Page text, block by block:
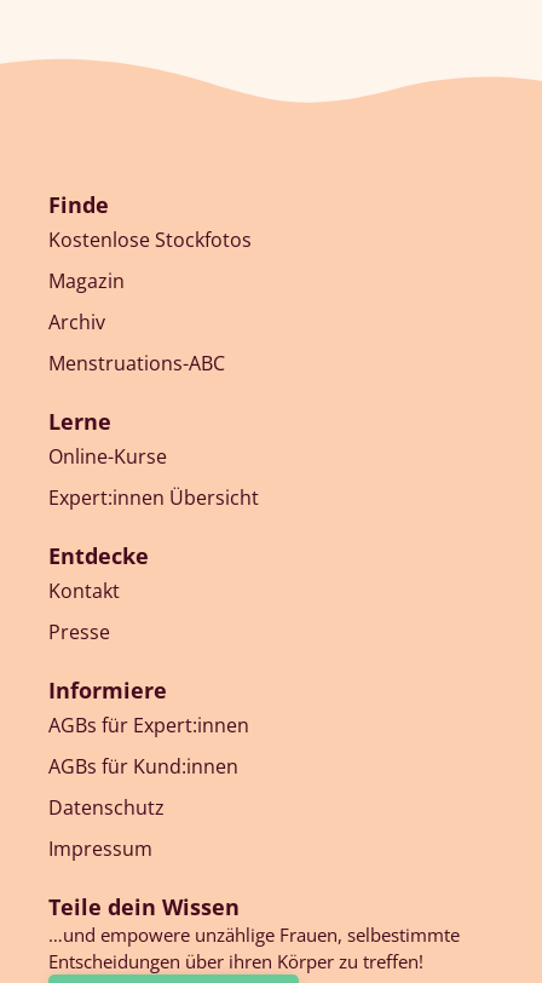
Finde
Kostenlose Stockfotos
Magazin
Archiv
Menstruations-ABC
Lerne
Online-Kurse
Expert:innen Übersicht
Entdecke
Kontakt
Presse
Informiere
AGBs für Expert:innen
AGBs für Kund:innen
Datenschutz
Impressum
Teile dein Wissen
…und empowere unzählige Frauen, selbestimmte
Entscheidungen über ihren Körper zu treffen!